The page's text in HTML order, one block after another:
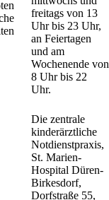
freitags von 13
Uhr bis 23 Uhr,
an Feiertagen
und am
Wochenende von
8 Uhr bis 22
Uhr.
Die zentrale
kinderärztliche
Notdienstpraxis,
St. Marien-
Hospital Düren-
Birkesdorf,
Dorfstraße 55,